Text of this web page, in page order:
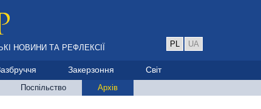
НОВИНИ ТА РЕФЛЕКСІЇ PL UA
Закерзоння Світ
Поспільство Архів